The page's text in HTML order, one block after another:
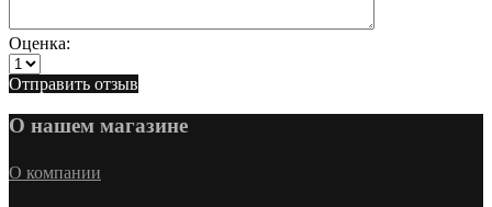
Оценка:
Отправить отзыв
О нашем магазине
О компании